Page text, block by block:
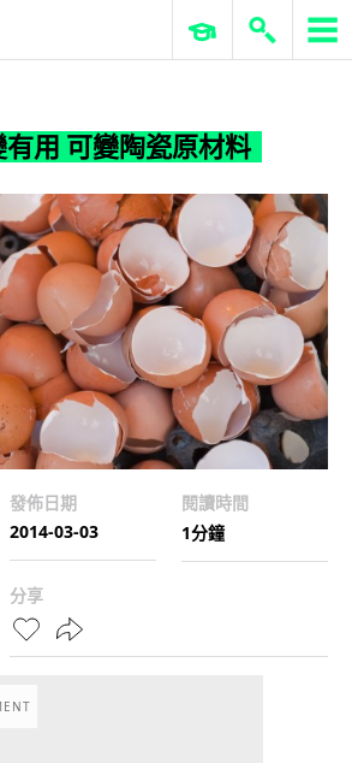
收變有用 可變陶瓷原材料
ERP 與商業 AI
用 可變陶瓷原材料
發佈日期
2014-03-03
閱讀時間
1分鐘
分享